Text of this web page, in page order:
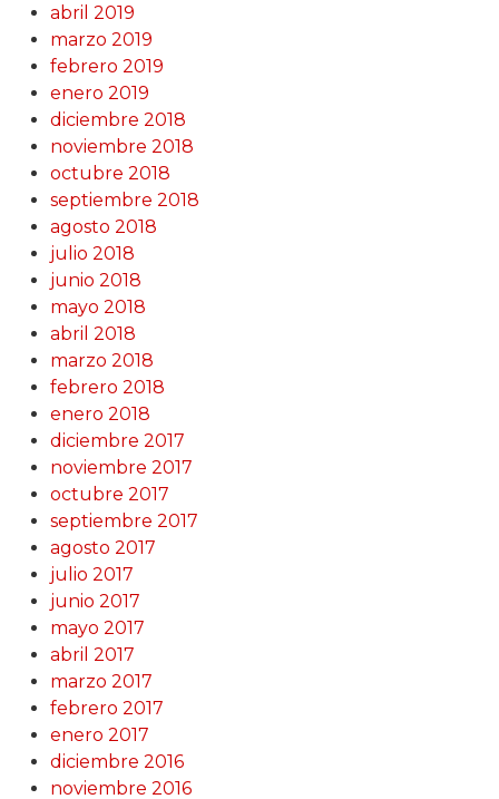
abril 2019
marzo 2019
febrero 2019
enero 2019
diciembre 2018
noviembre 2018
octubre 2018
septiembre 2018
agosto 2018
julio 2018
junio 2018
mayo 2018
abril 2018
marzo 2018
febrero 2018
enero 2018
diciembre 2017
noviembre 2017
octubre 2017
septiembre 2017
agosto 2017
julio 2017
junio 2017
mayo 2017
abril 2017
marzo 2017
febrero 2017
enero 2017
diciembre 2016
noviembre 2016